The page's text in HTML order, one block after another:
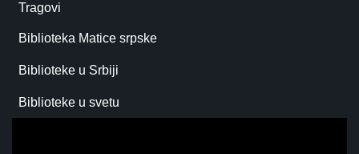
Tragovi
Biblioteka Matice srpske
Biblioteke u Srbiji
Biblioteke u svetu